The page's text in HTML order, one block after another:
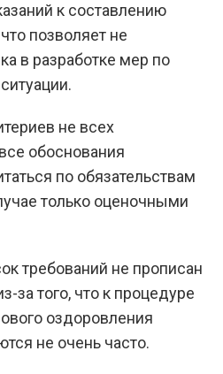
к составлению
позволяет не
в разработке мер по
не всех
обоснования
по обязательствам
только оценочными
требований не прописан
за того, что к процедуре
оздоровления
не очень часто.